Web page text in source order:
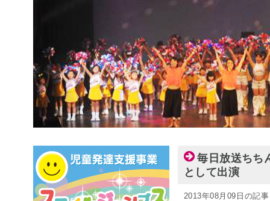
毎日放送ちち
として出演
2013年08月09日の記